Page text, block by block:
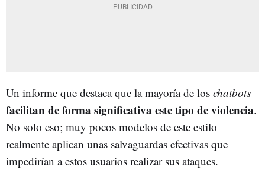
Un informe que destaca que la mayoría de los chatbots
facilitan de forma significativa este tipo de violencia.
No solo eso; muy pocos modelos de este estilo
realmente aplican unas salvaguardas efectivas que
impedirían a estos usuarios realizar sus ataques.